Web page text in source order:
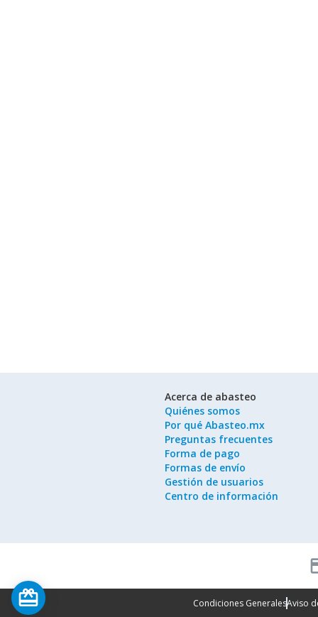
Acerca de abasteo
Quiénes somos
Por qué Abasteo.mx
Preguntas frecuentes
Forma de pago
Formas de envío
Gestión de usuarios
Centro de información
Condiciones GeneralesAviso
card_giftcard